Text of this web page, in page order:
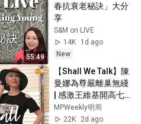
55:49
春抗衰老秘訣」大分
享
S&M on LIVE
14K
1d ago
New
【Shall We Talk】陳
曼娜為尊嚴離巢無綫
| 感激王維基開高七
倍人工 | 買樓只
「燉」不「炒」 | 唱
MPWeekly明周
22K
2d ago